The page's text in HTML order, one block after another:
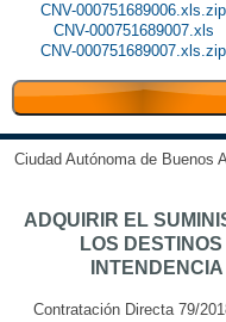
CNV-000751689006.xls.zip
CNV-000751689007.xls
CNV-000751689007.xls.zip
Ciudad Autónoma de Buenos
ADQUIRIR EL
LOS
Contratación Directa 79/